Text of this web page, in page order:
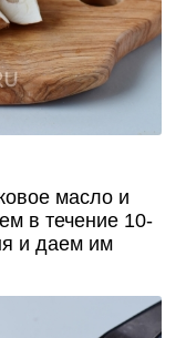
масло и
в течение 10-
и даем им